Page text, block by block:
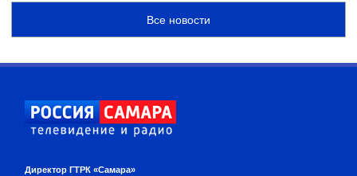
Все новости
Директор ГТРК «Самара»